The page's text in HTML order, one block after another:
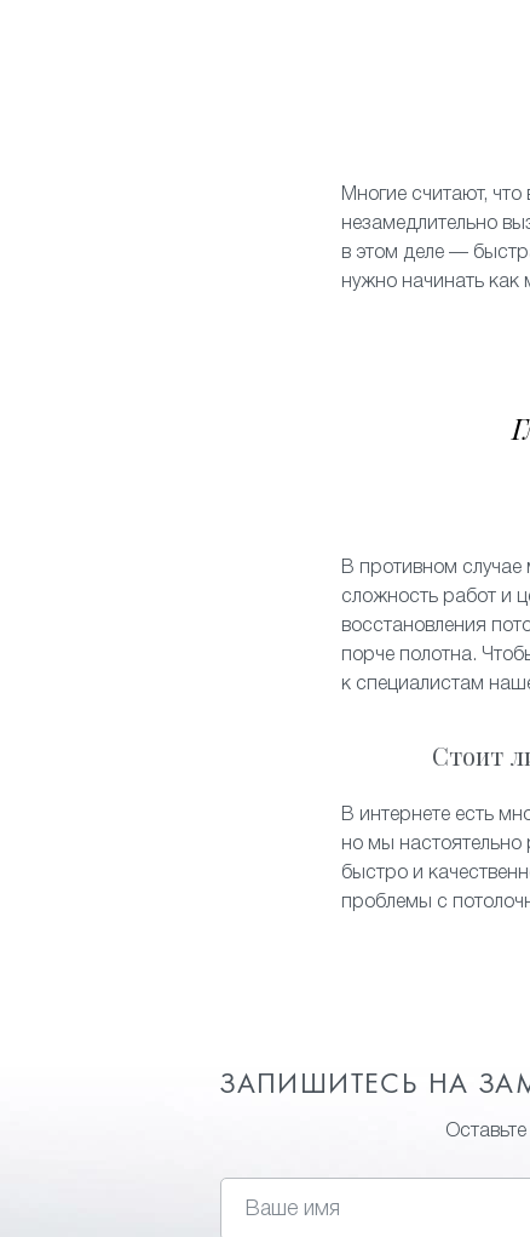
Многие считают,
незамедлительно
в этом деле —
нужно начинать
В противном случае
сложность работ и
восстановления
порче полотна.
к специалистам
Стоит
В интернете есть
но мы
быстро и
проблемы с
ЗАПИШИТЕСЬ НА